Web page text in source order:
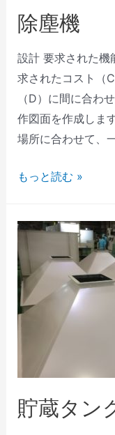
除塵機
設計 要求された機
求されたコスト（
（D）に間に合わ
作図面を作成しま
場所に合わせて、
もっと読む »
貯蔵タン